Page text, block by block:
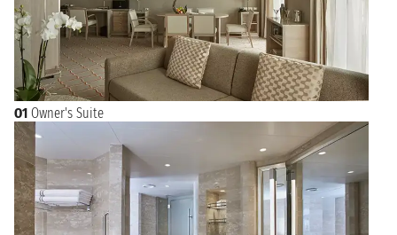
O1 Owner's Suite